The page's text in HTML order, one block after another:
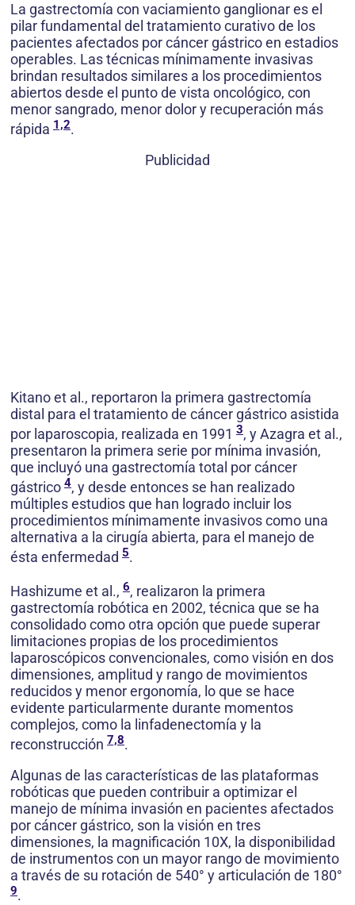
La gastrectomía con vaciamiento ganglionar es el
pilar fundamental del tratamiento curativo de los
pacientes afectados por cáncer gástrico en estadios
operables. Las técnicas mínimamente invasivas
brindan resultados similares a los procedimientos
abiertos desde el punto de vista oncológico, con
menor sangrado, menor dolor y recuperación más
rápida 1,2.
Publicidad
Kitano et al., reportaron la primera gastrectomía
distal para el tratamiento de cáncer gástrico asistida
por laparoscopia, realizada en 1991 3, y Azagra et al.,
presentaron la primera serie por mínima invasión,
que incluyó una gastrectomía total por cáncer
gástrico 4, y desde entonces se han realizado
múltiples estudios que han logrado incluir los
procedimientos mínimamente invasivos como una
alternativa a la cirugía abierta, para el manejo de
ésta enfermedad 5.
Hashizume et al., 6, realizaron la primera
gastrectomía robótica en 2002, técnica que se ha
consolidado como otra opción que puede superar
limitaciones propias de los procedimientos
laparoscópicos convencionales, como visión en dos
dimensiones, amplitud y rango de movimientos
reducidos y menor ergonomía, lo que se hace
evidente particularmente durante momentos
complejos, como la linfadenectomía y la
reconstrucción 7,8.
Algunas de las características de las plataformas
robóticas que pueden contribuir a optimizar el
manejo de mínima invasión en pacientes afectados
por cáncer gástrico, son la visión en tres
dimensiones, la magnificación 10X, la disponibilidad
de instrumentos con un mayor rango de movimiento
a través de su rotación de 540° y articulación de 180°
9.